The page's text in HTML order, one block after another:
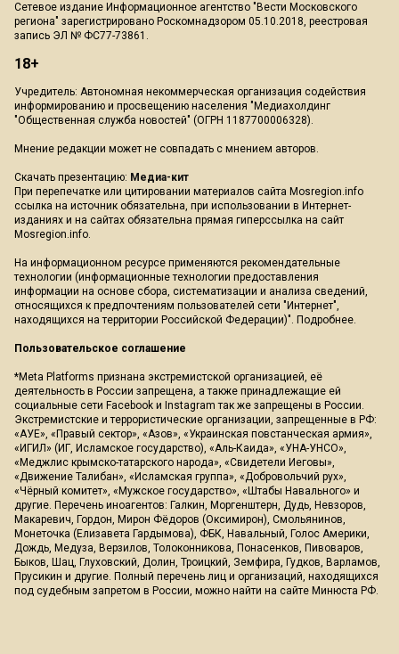
Сетевое издание Информационное агентство "Вести Московского
региона" зарегистрировано Роскомнадзором 05.10.2018, реестровая
запись ЭЛ № ФС77-73861.
18+
Учредитель: Автономная некоммерческая организация содействия
информированию и просвещению населения "Медиахолдинг
"Общественная служба новостей" (ОГРН 1187700006328).
Мнение редакции может не совпадать с мнением авторов.
Скачать презентацию: Медиа-кит
При перепечатке или цитировании материалов сайта Mosregion.info
ссылка на источник обязательна, при использовании в Интернет-
изданиях и на сайтах обязательна прямая гиперссылка на сайт
Mosregion.info.
На информационном ресурсе применяются рекомендательные
технологии (информационные технологии предоставления
информации на основе сбора, систематизации и анализа сведений,
относящихся к предпочтениям пользователей сети "Интернет",
находящихся на территории Российской Федерации)". Подробнее.
Пользовательское соглашение
*Meta Platforms признана экстремистской организацией, её
деятельность в России запрещена, а также принадлежащие ей
социальные сети Facebook и Instagram так же запрещены в России.
Экстремистские и террористические организации, запрещенные в РФ:
«АУЕ», «Правый сектор», «Азов», «Украинская повстанческая армия»,
«ИГИЛ» (ИГ, Исламское государство), «Аль-Каида», «УНА-УНСО»,
«Меджлис крымско-татарского народа», «Свидетели Иеговы»,
«Движение Талибан», «Исламская группа», «Добровольчий рух»,
«Чёрный комитет», «Мужское государство», «Штабы Навального» и
другие. Перечень иноагентов: Галкин, Моргенштерн, Дудь, Невзоров,
Макаревич, Гордон, Мирон Фёдоров (Оксимирон), Смольянинов,
Монеточка (Елизавета Гардымова), ФБК, Навальный, Голос Америки,
Дождь, Медуза, Верзилов, Толоконникова, Понасенков, Пивоваров,
Быков, Шац, Глуховский, Долин, Троицкий, Земфира, Гудков, Варламов,
Прусикин и другие. Полный перечень лиц и организаций, находящихся
под судебным запретом в России, можно найти на сайте Минюста РФ.